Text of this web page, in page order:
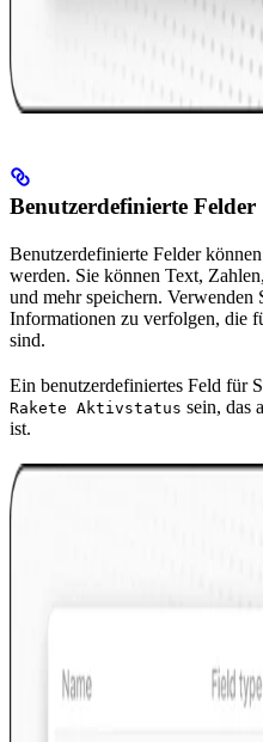
Benutzerdefinierte Felder
Benutzerdefinierte Felder
werden. Sie können Text,
und mehr speichern. Verwenden
Informationen zu verfolgen, die
sind.
Ein benutzerdefiniertes Feld für
Rakete Aktivstatus sein, das
ist.